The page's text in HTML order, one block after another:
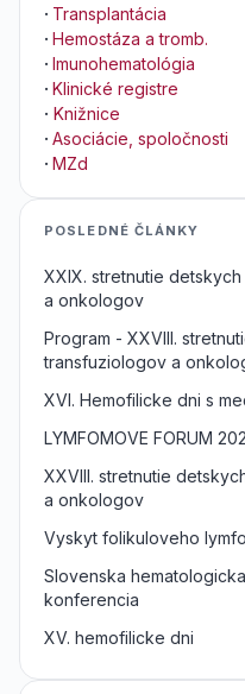
· Transplantácia
· Hemostáza a tromb.
· Imunohematológia
· Klinické registre
· Knižnice
· Asociácie, spoločnosti
· MZd
POSLEDNÉ ČLÁNKY
XXIX. stretnutie
a onkologov
Program - XXVIII.
transfuziologov a
XVI. Hemofilicke dni s
LYMFOMOVE FORUM
XXVIII. stretnutie
a onkologov
Vyskyt folikuloveho
Slovenska
konferencia
XV. hemofilicke dni